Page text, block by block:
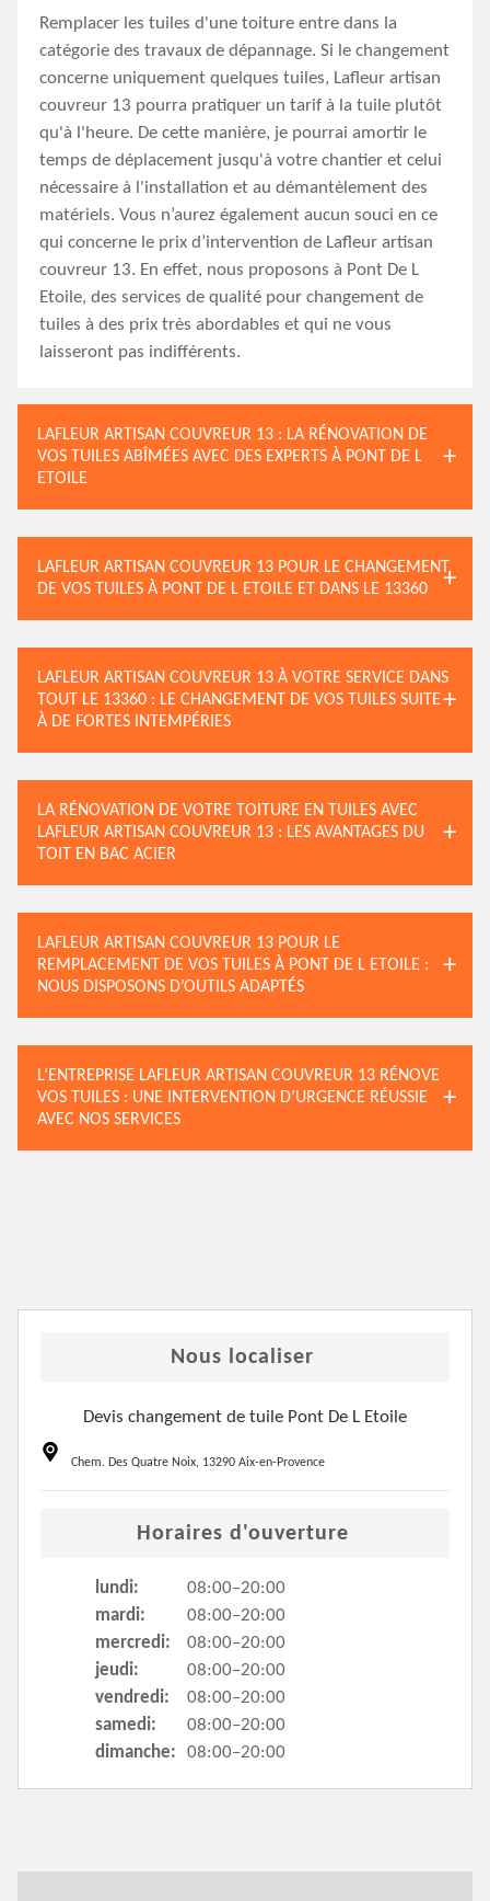
Remplacer les tuiles d'une toiture entre dans la
catégorie des travaux de dépannage. Si le changement
concerne uniquement quelques tuiles, Lafleur artisan
couvreur 13 pourra pratiquer un tarif à la tuile plutôt
qu'à l'heure. De cette manière, je pourrai amortir le
temps de déplacement jusqu'à votre chantier et celui
nécessaire à l'installation et au démantèlement des
matériels. Vous n’aurez également aucun souci en ce
qui concerne le prix d’intervention de Lafleur artisan
couvreur 13. En effet, nous proposons à Pont De L
Etoile, des services de qualité pour changement de
tuiles à des prix très abordables et qui ne vous
laisseront pas indifférents.
LAFLEUR ARTISAN COUVREUR 13 : LA RÉNOVATION DE
VOS TUILES ABÎMÉES AVEC DES EXPERTS À PONT DE L
ETOILE
LAFLEUR ARTISAN COUVREUR 13 POUR LE CHANGEMENT
DE VOS TUILES À PONT DE L ETOILE ET DANS LE 13360
LAFLEUR ARTISAN COUVREUR 13 À VOTRE SERVICE DANS
TOUT LE 13360 : LE CHANGEMENT DE VOS TUILES SUITE
À DE FORTES INTEMPÉRIES
LA RÉNOVATION DE VOTRE TOITURE EN TUILES AVEC
LAFLEUR ARTISAN COUVREUR 13 : LES AVANTAGES DU
TOIT EN BAC ACIER
LAFLEUR ARTISAN COUVREUR 13 POUR LE
REMPLACEMENT DE VOS TUILES À PONT DE L ETOILE :
NOUS DISPOSONS D’OUTILS ADAPTÉS
L’ENTREPRISE LAFLEUR ARTISAN COUVREUR 13 RÉNOVE
VOS TUILES : UNE INTERVENTION D’URGENCE RÉUSSIE
AVEC NOS SERVICES
Nous localiser
Devis changement de tuile Pont De L Etoile
Chem. Des Quatre Noix, 13290 Aix-en-Provence
Horaires d'ouverture
lundi:
08:00–20:00
mardi:
08:00–20:00
mercredi:
08:00–20:00
jeudi:
08:00–20:00
vendredi:
08:00–20:00
samedi:
08:00–20:00
dimanche:
08:00–20:00